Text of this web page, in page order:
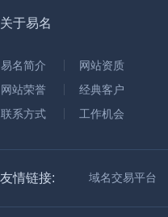
关于易名
易名简介
网站资质
网站荣誉
经典客户
联系方式
工作机会
友情链接: 域名交易平台